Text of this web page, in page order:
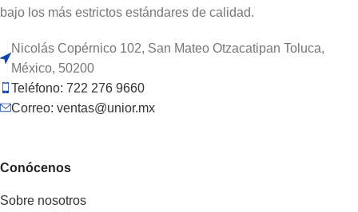
bajo los más estrictos estándares de calidad.
Nicolás Copérnico 102, San Mateo Otzacatipan Toluca,
México, 50200
Teléfono: 722 276 9660
Correo: ventas@unior.mx
Conócenos
Sobre nosotros